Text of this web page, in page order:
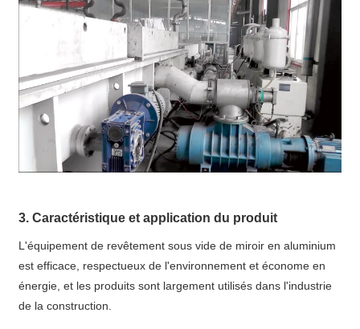
3. Caractéristique et application du produit
L'équipement de revêtement sous vide de miroir en aluminium
est efficace, respectueux de l'environnement et économe en
énergie, et les produits sont largement utilisés dans l'industrie
de la construction.